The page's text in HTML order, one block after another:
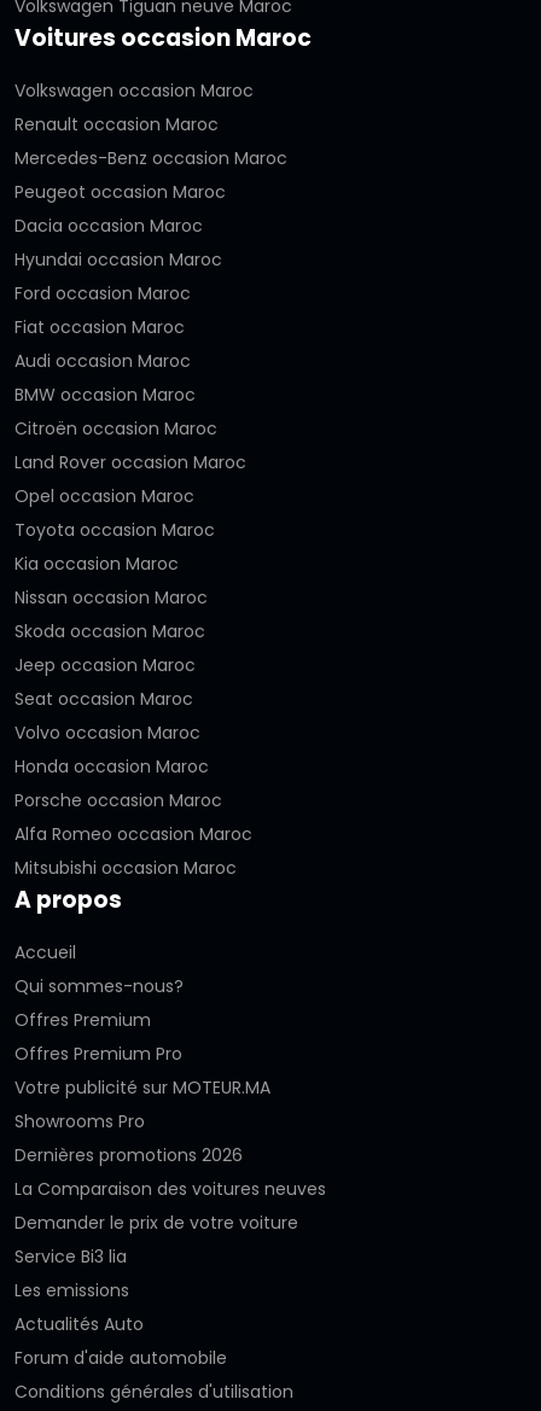
Volkswagen Tiguan neuve Maroc
Voitures occasion Maroc
Volkswagen occasion Maroc
Renault occasion Maroc
Mercedes-Benz occasion Maroc
Peugeot occasion Maroc
Dacia occasion Maroc
Hyundai occasion Maroc
Ford occasion Maroc
Fiat occasion Maroc
Audi occasion Maroc
BMW occasion Maroc
Citroën occasion Maroc
Land Rover occasion Maroc
Opel occasion Maroc
Toyota occasion Maroc
Kia occasion Maroc
Nissan occasion Maroc
Skoda occasion Maroc
Jeep occasion Maroc
Seat occasion Maroc
Volvo occasion Maroc
Honda occasion Maroc
Porsche occasion Maroc
Alfa Romeo occasion Maroc
Mitsubishi occasion Maroc
A propos
Accueil
Qui sommes-nous?
Offres Premium
Offres Premium Pro
Votre publicité sur MOTEUR.MA
Showrooms Pro
Dernières promotions 2026
La Comparaison des voitures neuves
Demander le prix de votre voiture
Service Bi3 lia
Les emissions
Actualités Auto
Forum d'aide automobile
Conditions générales d'utilisation